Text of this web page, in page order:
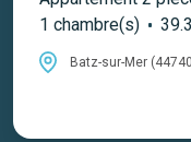
1 chambre(s)
Batz-sur-Mer